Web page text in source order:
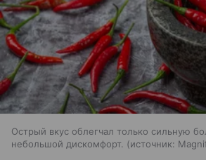
Острый вкус облегчал только сильную
небольшой дискомфорт.
источник: